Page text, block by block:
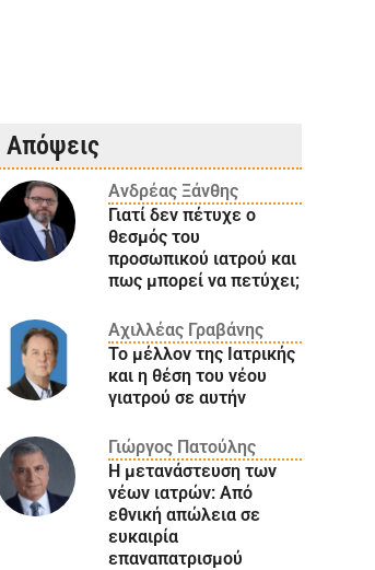
Απόψεις
Ανδρέας Ξάνθης
Γιατί δεν πέτυχε ο
θεσμός του
προσωπικού ιατρού και
πως μπορεί να πετύχει;
Αχιλλέας Γραβάνης
Το μέλλον της Ιατρικής
και η θέση του νέου
γιατρού σε αυτήν
Γιώργος Πατούλης
Η μετανάστευση των
νέων ιατρών: Aπό
εθνική απώλεια σε
ευκαιρία
επαναπατρισμού